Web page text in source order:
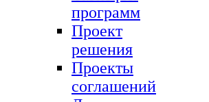
программ
Проект
решения
Проекты
соглашений